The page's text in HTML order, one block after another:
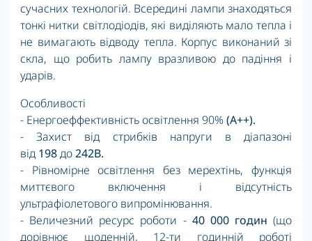
сучасних технологій. Всередині лампи знаходяться
тонкі нитки світлодіодів, які виділяють мало тепла і
не вимагають відводу тепла. Корпус виконаний зі
скла, що робить лампу вразливою до падіння і
ударів.
Особливості
- Енергоеффективність освітлення 90%(A++).
- Захист від стрибків напруги в діапазоні
від198до242В.
- Рівномірне освітлення без мерехтінь, функція
миттєвого включення і відсутність
ультрафіолетового випромінювання.
- Величезний ресурс роботи - 40 000 годин (що
дорівнює щоденній, 12-ти годинній роботі